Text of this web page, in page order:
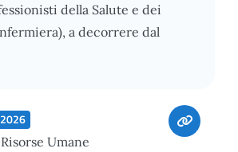
della Salute e dei
a decorrere dal
Umane